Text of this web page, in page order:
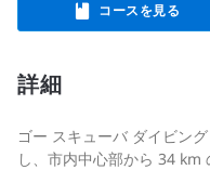
コースを見る
詳細
ゴー スキューバ ダイビン
し、市内中心部から 34 km